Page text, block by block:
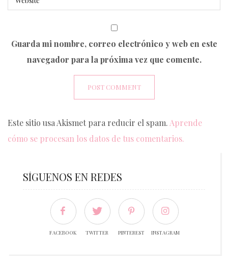
Guarda mi nombre, correo electrónico y web en este
navegador para la próxima vez que comente.
Este sitio usa Akismet para reducir el spam. Aprende
cómo se procesan los datos de tus comentarios.
SÍGUENOS EN REDES
FACEBOOK TWITTER PINTEREST INSTAGRAM